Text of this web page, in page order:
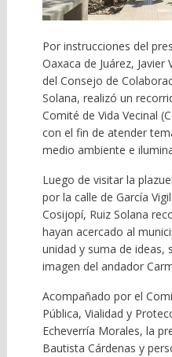
Por instrucciones del
Oaxaca de Juárez, Javier
del Consejo de
Solana, realizó un
Comité de Vida Vecinal
con el fin de atender
medio ambiente e
Luego de visitar la
por la calle de García
Cosijopí, Ruiz Solana
hayan acercado al
unidad y suma de ideas,
imagen del andador
Acompañado por el
Pública, Vialidad y
Echeverría Morales, la
Bautista Cárdenas y